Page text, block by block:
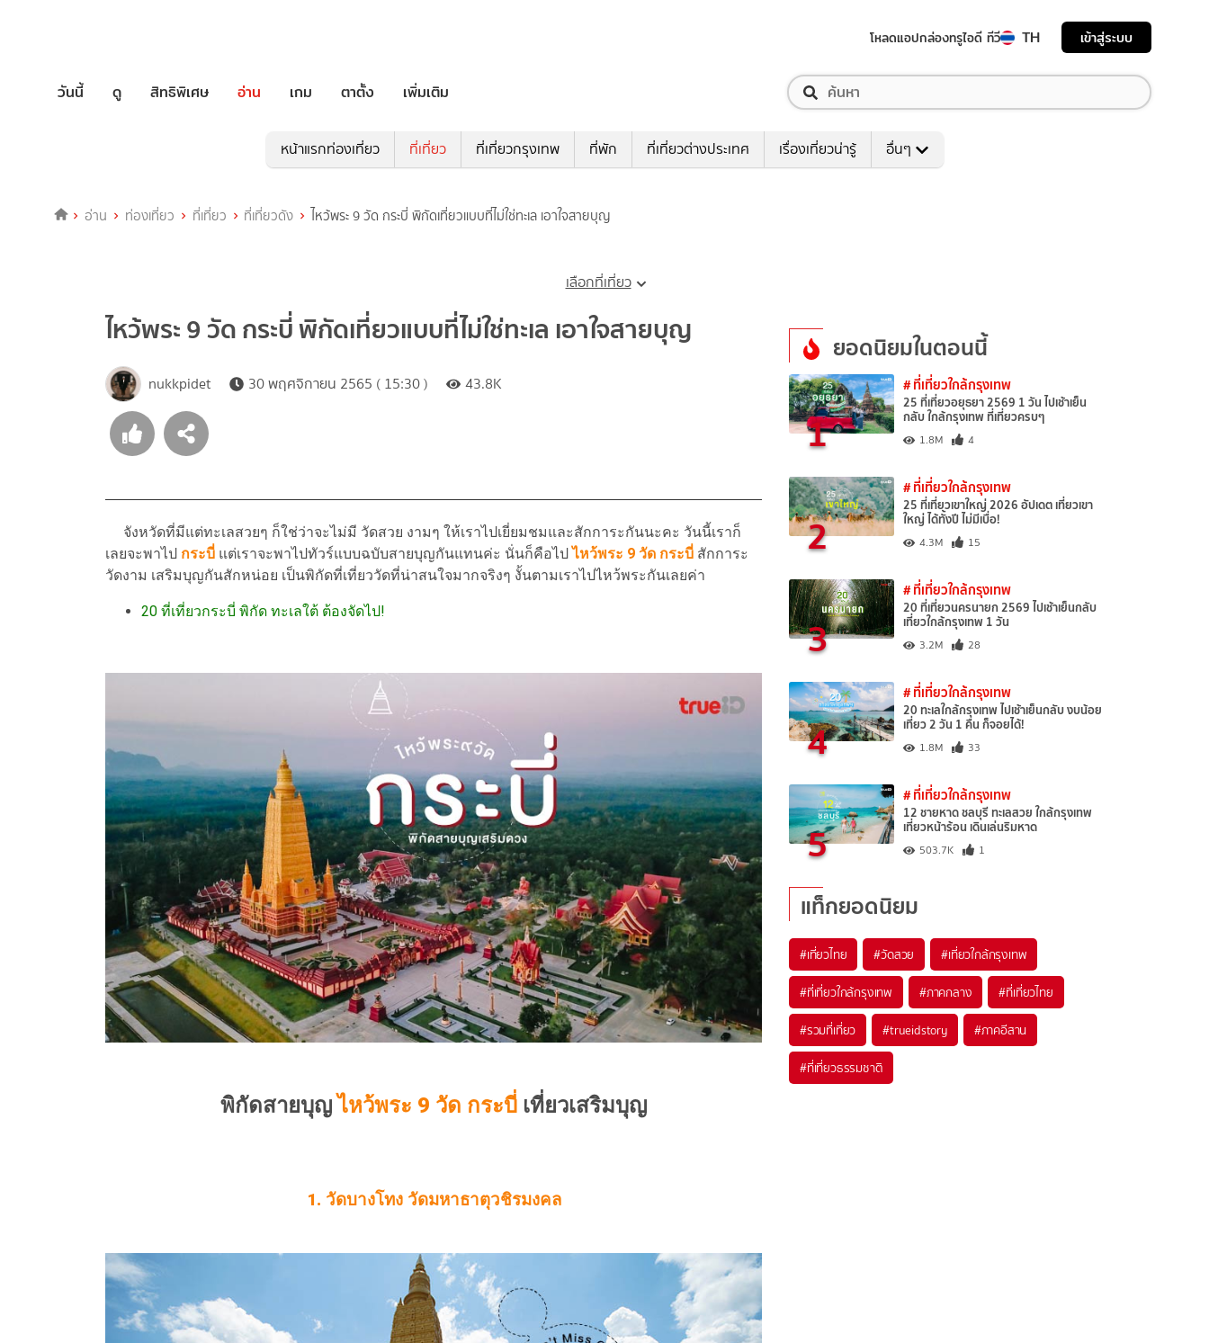
โหลดแอปกล่องทรูไอดี ทีวี TH เข้าสู่ระบบ
วันนี้ ดู สิทธิพิเศษ อ่าน เกม ตาตั้ง เพิ่มเติม
หน้าแรกท่องเที่ยว ที่เที่ยว ที่เที่ยวกรุงเทพ ที่พัก ที่เที่ยวต่างประเทศ เรื่องเที่ยวน่ารู้ อื่นๆ
อ่าน ท่องเที่ยว ที่เที่ยว ที่เที่ยวดัง ไหว้พระ 9 วัด กระบี่ พิกัดเที่ยวแบบที่ไม่ใช่ทะเล เอาใจสายบุญ
เลือกที่เที่ยว
ไหว้พระ 9 วัด กระบี่ พิกัดเที่ยวแบบที่ไม่ใช่ทะเล เอาใจสายบุญ
nukkpidet 30 พฤศจิกายน 2565 ( 15:30 ) 43.8K
จังหวัดที่มีแต่ทะเลสวยๆ ก็ใช่ว่าจะไม่มี วัดสวย งามๆ ให้เราไปเยี่ยมชมและสักการะกันนะคะ วันนี้เราก็
เลยจะพาไป กระบี่ แต่เราจะพาไปทัวร์แบบฉบับสายบุญกันแทนค่ะ นั่นก็คือไปไหว้พระ 9 วัด กระบี่ สักการะ
วัดงาม เสริมบุญกันสักหน่อย เป็นพิกัดที่เที่ยววัดที่น่าสนใจมากจริงๆ งั้นตามเราไปไหว้พระกันเลยค่า
20 ที่เที่ยวกระบี่ พิกัด ทะเลใต้ ต้องจัดไป!
พิกัดสายบุญไหว้พระ 9 วัด กระบี่ เที่ยวเสริมบุญ
1. วัดบางโทง วัดมหาธาตุวชิรมงคล
ยอดนิยมในตอนนี้
1
# ที่เที่ยวใกล้กรุงเทพ
25 ที่เที่ยวอยุธยา 2569 1 วัน ไปเช้าเย็น
กลับ ใกล้กรุงเทพ ที่เที่ยวครบๆ
1.8M 4
2
# ที่เที่ยวใกล้กรุงเทพ
25 ที่เที่ยวเขาใหญ่ 2026 อัปเดต เที่ยวเขา
ใหญ่ ได้ทั้งปี ไม่มีเบื่อ!
4.3M 15
3
# ที่เที่ยวใกล้กรุงเทพ
20 ที่เที่ยวนครนายก 2569 ไปเช้าเย็นกลับ
เที่ยวใกล้กรุงเทพ 1 วัน
3.2M 28
4
# ที่เที่ยวใกล้กรุงเทพ
20 ทะเลใกล้กรุงเทพ ไปเช้าเย็นกลับ งบน้อย
เที่ยว 2 วัน 1 คืน ก็จอยได้!
1.8M 33
5
# ที่เที่ยวใกล้กรุงเทพ
12 ชายหาด ชลบุรี ทะเลสวย ใกล้กรุงเทพ
เที่ยวหน้าร้อน เดินเล่นริมหาด
503.7K 1
แท็กยอดนิยม
#เที่ยวไทย #วัดสวย #เที่ยวใกล้กรุงเทพ
#ที่เที่ยวใกล้กรุงเทพ #ภาคกลาง #ที่เที่ยวไทย
#รวมที่เที่ยว #trueidstory #ภาคอีสาน
#ที่เที่ยวธรรมชาติ